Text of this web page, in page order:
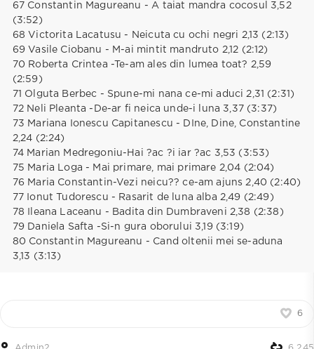
67 Constantin Magureanu - A taiat mandra cocosul 3,52
(3:52)
68 Victorita Lacatusu - Neicuta cu ochi negri 2,13 (2:13)
69 Vasile Ciobanu - M-ai mintit mandruto 2,12 (2:12)
70 Roberta Crintea -Te-am ales din lumea toat? 2,59
(2:59)
71 Olguta Berbec - Spune-mi nana ce-mi aduci 2,31 (2:31)
72 Neli Pleanta -De-ar fi neica unde-i luna 3,37 (3:37)
73 Mariana Ionescu Capitanescu - DIne, Dine, Constantine
2,24 (2:24)
74 Marian Medregoniu-Hai ?ac ?i iar ?ac 3,53 (3:53)
75 Maria Loga - Mai primare, mai primare 2,04 (2:04)
76 Maria Constantin-Vezi neicu?? ce-am ajuns 2,40 (2:40)
77 Ionut Tudorescu - Rasarit de luna alba 2,49 (2:49)
78 Ileana Laceanu - Badita din Dumbraveni 2,38 (2:38)
79 Daniela Safta -Si-n gura oborului 3,19 (3:19)
80 Constantin Magureanu - Cand oltenii mei se-aduna
3,13 (3:13)
6